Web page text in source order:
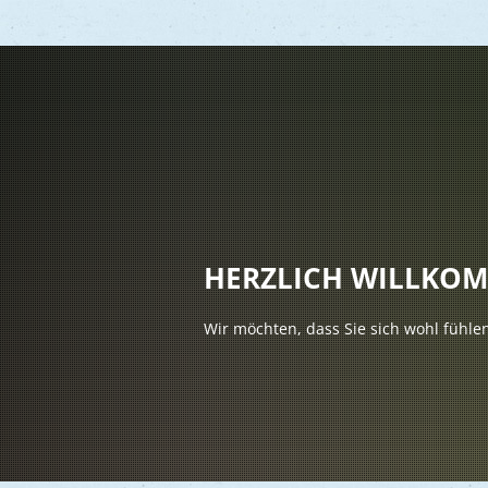
HERZLICH
Wir möchten, dass Sie sich wohl